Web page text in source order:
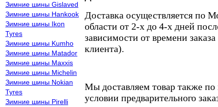
Зимние шины Gislaved
Зимние шины Hankook
Зимние шины Ikon
Tyres
Зимние шины Kumho
Зимние шины Matador
Зимние шины Maxxis
Зимние шины Michelin
Зимние шины Nokian
Tyres
Зимние шины Pirelli
Доставка осуществляется по
области от 2-х до 4-х дней
зависимости от времени
клиента).
Мы доставляем товар также
условии предварительного